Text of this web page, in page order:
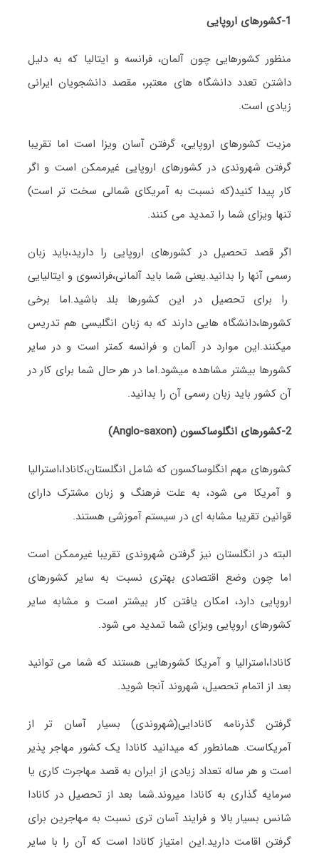
1-کشورهای اروپایی
منظور کشورهایی چون آلمان، فرانسه و ایتالیا که به دلیل
داشتن تعدد دانشگاه های معتبر، مقصد دانشجویان ایرانی
زیادی است.
مزیت کشورهای اروپایی، گرفتن آسان ویزا است اما تقریبا
گرفتن شهروندی در کشورهای اروپایی غیرممکن است و اگر
کار پیدا کنید(که نسبت به آمریکای شمالی سخت تر است)
تنها ویزای شما را تمدید می کنند.
اگر قصد تحصیل در کشورهای اروپایی را دارید،باید زبان
رسمی آنها را بدانید.یعنی شما باید آلمانی،فرانسوی و ایتالیایی
را برای تحصیل در این کشورها بلد باشید.اما برخی
کشورها،دانشگاه هایی دارند که به زبان انگلیسی هم تدریس
میکنند.این موارد در آلمان و فرانسه کمتر است و در سایر
کشورها بیشتر مشاهده میشود.اما در هر حال شما برای کار در
آن کشور باید زبان رسمی آن را بدانید.
2-کشورهای انگلوساکسون (Anglo-saxon)
کشورهای مهم انگلوساکسون که شامل انگلستان،کانادا،استرالیا
و آمریکا می شود، به علت فرهنگ و زبان مشترک دارای
قوانین تقریبا مشابه ای در سیستم آموزشی هستند.
البته در انگلستان نیز گرفتن شهروندی تقریبا غیرممکن است
اما چون وضع اقتصادی بهتری نسبت به سایر کشورهای
اروپایی دارد، امکان یافتن کار بیشتر است و مشابه سایر
کشورهای اروپایی ویزای شما تمدید می شود.
کانادا،استرالیا و آمریکا کشورهایی هستند که شما می توانید
بعد از اتمام تحصیل، شهروند آنجا شوید.
گرفتن گذرنامه کانادایی(شهروندی) بسیار آسان تر از
آمریکاست. همانطور که میدانید کانادا یک کشور مهاجر پذیر
است و هر ساله تعداد زیادی از ایران به قصد مهاجرت کاری یا
سرمایه گذاری به کانادا میروند.شما بعد از تحصیل در کانادا
شانس بسیار بالا و فرایند آسان تری نسبت به مهاجرین برای
گرفتن اقامت دارید.این امتیاز کانادا است که آن را با سایر